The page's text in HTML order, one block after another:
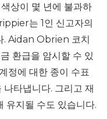
상이 몇 년에 불과하
는 1인 신고자의
. Aidan Obrien 코치
환급을 암시할 수 있
정에 대한 종이 수표
타냅니다. 그리고 재
유지될 수도 있습니다.